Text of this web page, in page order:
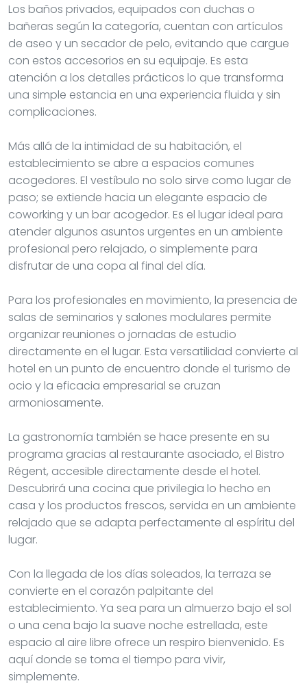
Los baños privados, equipados con duchas o
bañeras según la categoría, cuentan con artículos
de aseo y un secador de pelo, evitando que cargue
con estos accesorios en su equipaje. Es esta
atención a los detalles prácticos lo que transforma
una simple estancia en una experiencia fluida y sin
complicaciones.
Más allá de la intimidad de su habitación, el
establecimiento se abre a espacios comunes
acogedores. El vestíbulo no solo sirve como lugar de
paso; se extiende hacia un elegante espacio de
coworking y un bar acogedor. Es el lugar ideal para
atender algunos asuntos urgentes en un ambiente
profesional pero relajado, o simplemente para
disfrutar de una copa al final del día.
Para los profesionales en movimiento, la presencia de
salas de seminarios y salones modulares permite
organizar reuniones o jornadas de estudio
directamente en el lugar. Esta versatilidad convierte al
hotel en un punto de encuentro donde el turismo de
ocio y la eficacia empresarial se cruzan
armoniosamente.
La gastronomía también se hace presente en su
programa gracias al restaurante asociado, el Bistro
Régent, accesible directamente desde el hotel.
Descubrirá una cocina que privilegia lo hecho en
casa y los productos frescos, servida en un ambiente
relajado que se adapta perfectamente al espíritu del
lugar.
Con la llegada de los días soleados, la terraza se
convierte en el corazón palpitante del
establecimiento. Ya sea para un almuerzo bajo el sol
o una cena bajo la suave noche estrellada, este
espacio al aire libre ofrece un respiro bienvenido. Es
aquí donde se toma el tiempo para vivir,
simplemente.